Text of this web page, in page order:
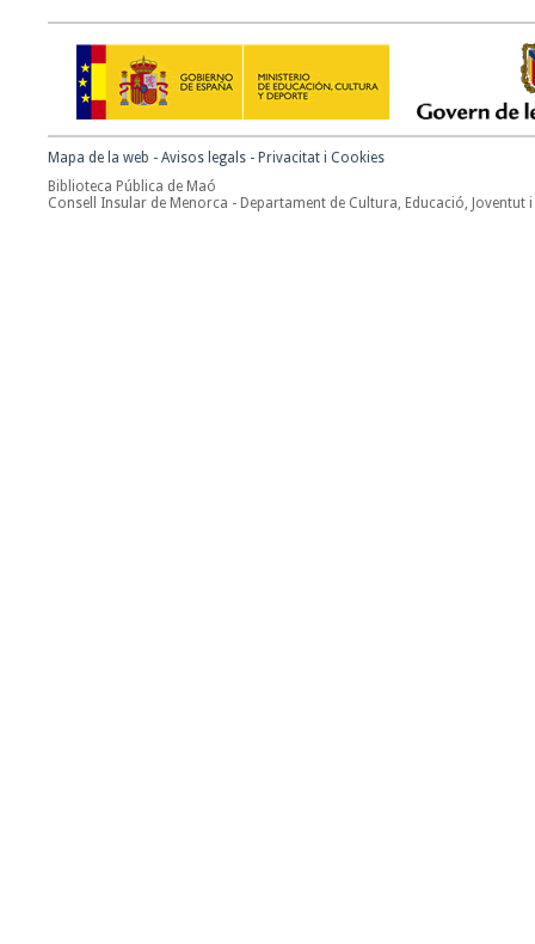
Mapa de la web - Avisos legals - Privacitat i Cookies
Biblioteca Pública de Maó
Consell Insular de Menorca - Departament de Cultura, Educació, Joventut